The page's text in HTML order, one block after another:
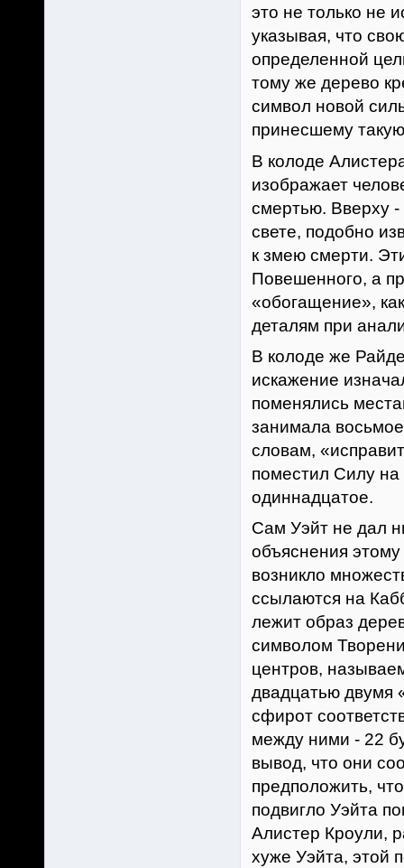
это не только не
указывая, что
определенной
тому же дерево
символ новой
принесшему
В колоде
изображает
смертью. Вверху
свете, подобно
к змею смерти.
Повешенного, а
«обогащение»,
деталям при
В колоде же
искажение
поменялись
занимала
словам,
поместил Силу
одиннадцатое.
Сам Уэйт не дал
объяснения
возникло
ссылаются на
лежит образ
символом
центров,
двадцатью двумя
сфирот
между ними - 22
вывод, что они
предположить,
подвигло Уэйта
Алистер Кроули,
хуже Уэйта, этой